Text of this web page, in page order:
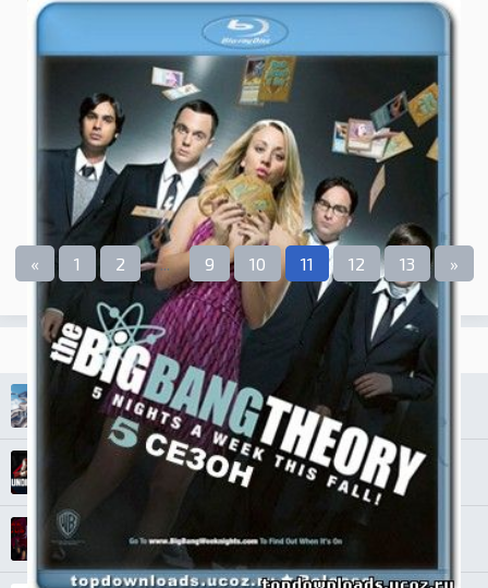
27.09.2011
Скачать сериал Теория Большого
Взрыва 5 сезон бесплатно
« 1 2 ... 9 10 11 12 13 »
НОВЫЕ ИГРЫ
Brown Dust 2
Undisputed
The Freak Circus